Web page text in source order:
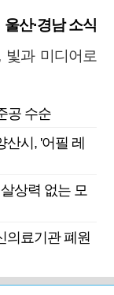
울산·경남 소식
빛과 미디어로
공 수순
시, '어필 레
상력 없는 모
의료기관 폐원